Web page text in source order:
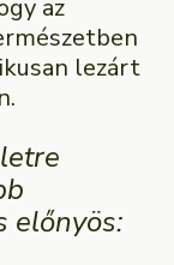
az
lezárt
előnyös: